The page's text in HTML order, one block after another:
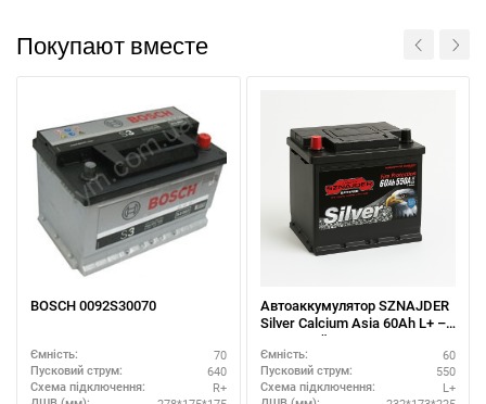
Покупают вместе
BOSCH 0092S30070
Ємність: 70
Пусковий струм: 640
Схема підключення: R+
Автоаккумулятор SZNAJDER
Silver Calcium Asia 60Аh L+ –
азиатский типоразмер
Ємність: 60
Пусковий струм: 550
Схема підключення: L+